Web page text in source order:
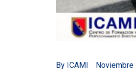
By ICAMI Noviembre